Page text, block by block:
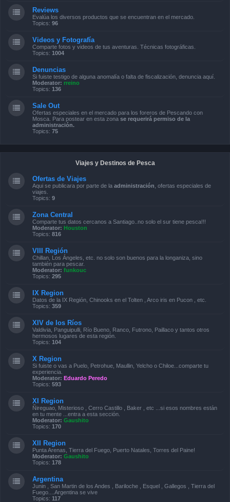
Reviews
Evalúa los diversos productos que se encuentran en el mercado.
Topics: 96
Videos y Fotografía
Comparte fotos y videos de tus aventuras. Técnicas fotográficas.
Topics: 1004
Denuncias
Si fuiste testigo de alguna anomalía o falta de fiscalización, denuncia aquí.
Moderator: rreino
Topics: 136
Sale Out
Ofertas especiales en el mercado para los foreros de Pescando con
Mosca. Para postear en esta zona se requerirá permiso de la
administración.
Topics: 75
Viajes y Destinos de Pesca
Ofertas de Viajes
Aqui se publicara por parte de la administración , ofertas especiales de
viajes.
Topics: 9
Zona Central
Comparte tus datos cercanos a Santiago..no solo el sur tiene pesca!!!
Moderator: Houston
Topics: 816
VIII Región
Chillan, Los Ángeles, etc. no solo son buenos para la longaniza, sino
también para pescar.
Moderator: funkouc
Topics: 295
IX Region
Datos de la IX Región, Chinooks en el Tolten , Arco iris en Pucon , etc.
Topics: 359
XIV de los Ríos
Valdivia, Panguipulli, Río Bueno, Ranco, Futrono, Paillaco y tantos otros
hermosos lugares de esta región.
Topics: 104
X Region
Si fuiste o vas a Puelo, Petrohue, Maullin, Yelcho o Chiloe...comparte tu
experiencia.
Moderator: Eduardo Peredo
Topics: 593
XI Region
Ñireguao, Misterioso , Cerro Castillo , Baker , etc ...si esos nombres están
en tu mente ...entra a esta sección.
Moderator: Gaushito
Topics: 170
XII Region
Punta Arenas, Tierra del Fuego, Puerto Natales, Torres del Paine!
Moderator: Gaushito
Topics: 178
Argentina
Junin , San Martin de los Andes , Bariloche , Esquel , Gallegos , Tierra del
Fuego....Argentina se vive
Topics: 117